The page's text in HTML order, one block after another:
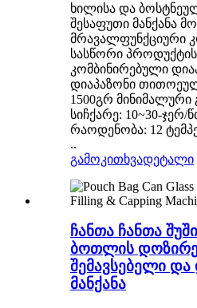
ხილისა და
შესაფუთი მანქანა
მრავალფუნქციური
სასწორი
კომბინირებული
დიაპაზონი
1500გრ მინიმალური
სიჩქარე: 10~30-ჯერ/
რაოდენობა: 12
..
გამოკითხვადეტალი
ჩანთა ჩანთა
ბოთლის
შემავსებელი
მანქანა